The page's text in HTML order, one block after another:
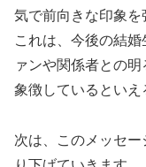
気で前向きな印象を
これは、今後の結
ァンや関係者との
象徴しているといえ
次は、このメッセ